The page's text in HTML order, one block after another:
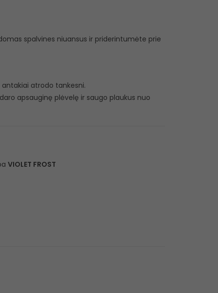
spalvines niuansus ir priderintumėte prie
atrodo tankesni.
apsauginę plėvelę ir saugo plaukus nuo
VIOLET FROST